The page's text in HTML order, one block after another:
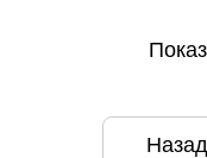
Назад